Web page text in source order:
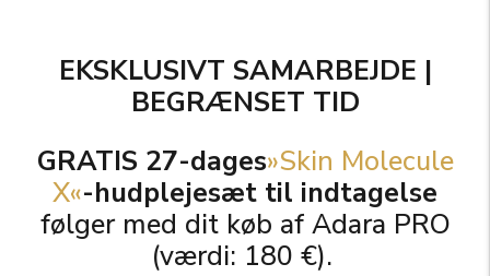
EKSKLUSIVT SAMARBEJDE |
BEGRÆNSET TID
GRATIS 27-dages»Skin Molecule
X«-hudplejesæt til indtagelse
følger med dit køb af Adara PRO
(værdi: 180 €).